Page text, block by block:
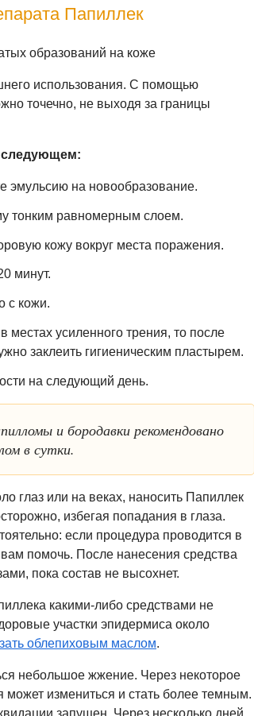
Папиллек
использования. С помощью
точечно, не выходя за границы
следующем:
эмульсию на новообразование.
тонким равномерным слоем.
кожу вокруг места поражения.
минут.
с кожи.
местах усиленного трения, то после
заклеить гигиеническим пластырем.
на следующий день.
и бородавки рекомендовано
в сутки.
глаз или на веках, наносить Папиллек
избегая попадания в глаза.
если процедура проводится в
помочь. После нанесения средства
пока состав не высохнет.
какими-либо средствами не
участки эпидермиса около
облепиховым маслом.
небольшое жжение. Через некоторое
может измениться и стать более темным.
запущен. Через несколько дней